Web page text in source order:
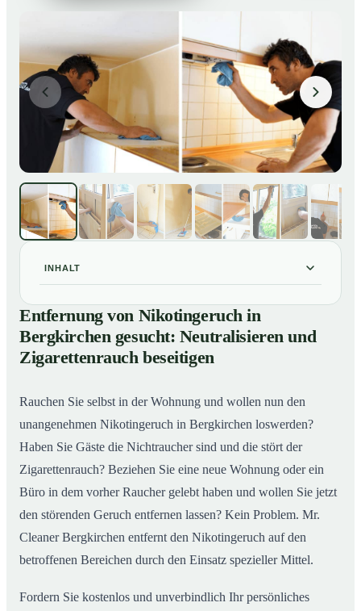
INHALT
01 Entfernung von Nikotingeruch in Bergkirchen gesucht:
Neutralisieren und Zigarettenrauch beseitigen
So entfernen wir Nikotingeruch in Bergkirchen
nachhaltig
Entfernung von Nikotingeruch in
Bergkirchen gesucht: Neutralisieren und
Zigarettenrauch beseitigen
Rauchen Sie selbst in der Wohnung und wollen nun den
unangenehmen Nikotingeruch in Bergkirchen loswerden?
Haben Sie Gäste die Nichtraucher sind und die stört der
Zigarettenrauch? Beziehen Sie eine neue Wohnung oder ein
Büro in dem vorher Raucher gelebt haben und wollen Sie jetzt
den störenden Geruch entfernen lassen? Kein Problem. Mr.
Cleaner Bergkirchen entfernt den Nikotingeruch auf den
betroffenen Bereichen durch den Einsatz spezieller Mittel.
Fordern Sie kostenlos und unverbindlich Ihr persönliches